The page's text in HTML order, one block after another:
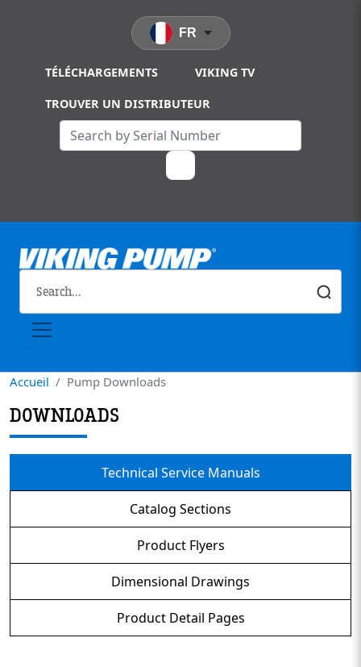
TÉLÉCHARGEMENTS VIKING TV
TROUVER UN DISTRIBUTEUR
FR
Accueil Pump Downloads
DOWNLOADS
Technical Service Manuals
Catalog Sections
Product Flyers
Dimensional Drawings
Product Detail Pages